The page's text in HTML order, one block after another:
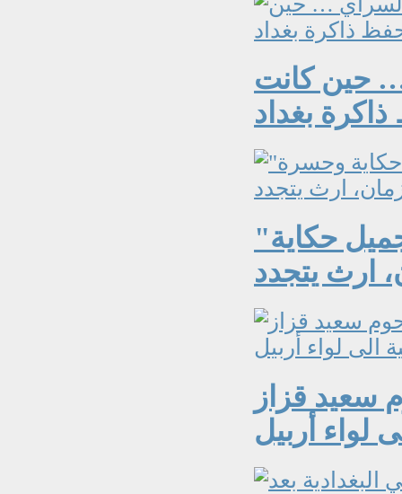
حين كانت
بغداد
"الحنين الى حياة الماضي الجميل حكاية
سعيد قزاز